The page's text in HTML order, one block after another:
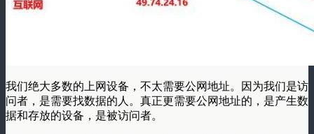
我们绝大多数的上网设备，不太需要公网地址。因为我们是访
问者，是需要找数据的人。 真正更需要公网地址的，是产生数
据和存放的设备，是被访问者。